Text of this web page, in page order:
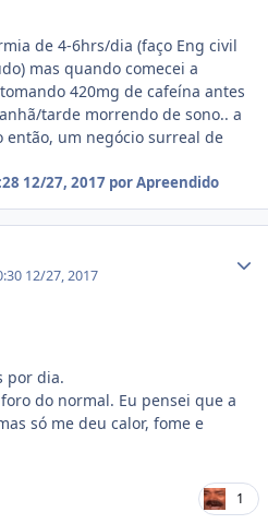
de 4-6hrs/dia (faço Eng civil
mas quando comecei a
420mg de cafeína antes
tarde morrendo de sono.. a
um negócio surreal de
12/27, 2017 por Apreendido
12/27, 2017
por dia.
do normal. Eu pensei que a
só me deu calor, fome e
1